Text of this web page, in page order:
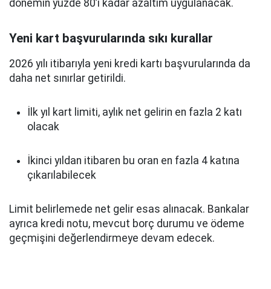
dönemin yüzde 80’i kadar azaltım uygulanacak.
Yeni kart başvurularında sıkı kurallar
2026 yılı itibarıyla yeni kredi kartı başvurularında da
daha net sınırlar getirildi.
İlk yıl kart limiti, aylık net gelirin en fazla 2 katı
olacak
İkinci yıldan itibaren bu oran en fazla 4 katına
çıkarılabilecek
Limit belirlemede net gelir esas alınacak. Bankalar
ayrıca kredi notu, mevcut borç durumu ve ödeme
geçmişini değerlendirmeye devam edecek.